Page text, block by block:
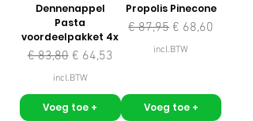
Dennenappel
Pasta
voordeelpakket 4x
Normale prijs
€ 83,80 Verkoopprijs
€ 64,53
incl.BTW
Voeg toe +
Propolis Pinecone
Normale prijs
€ 87,95 Verkoopprijs
€ 68,60
incl.BTW
Voeg toe +